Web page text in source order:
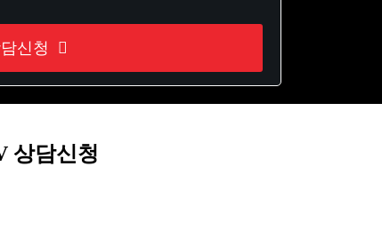
신청
상담신청